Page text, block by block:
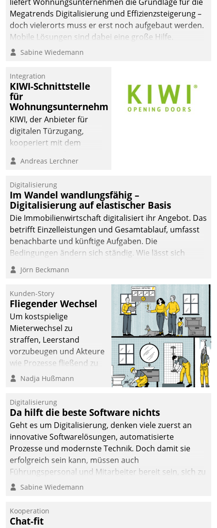
sich dabei für den Betrieb
der Lösung über die SAP
Cloud Platform
entschieden - als erstes
Unternehmen am
Megatrends Digitalisierung und Effizienzsteigerung –
doch vielerorts muss er erst noch aufgebaut werden.
Mobile Lösungen sind dabei eine große Hilfe.
Sabine Wiedemann
Integration
KIWI-Schnittstelle
für
Wohnungsunternehmen
KIWI, der Anbieter für
digitalen Türzugang,
kooperiert mit dem
Softwareentwicklungshaus
Andreas Lerchner
Digitalisierung
Im Wandel wandlungsfähig –
Digitalisierung auf elastischer Basis
Die Immobilienwirtschaft digitalisiert ihr Angebot. Das
betrifft Einzelleistungen und Gesamtablauf, umfasst
benachbarte und künftige Aufgaben. Die
Bedingungen ändern sich ständig. Wie lässt sich
technisch die Kontrolle wahren und zugleich Freiraum
fürs Wachsen öffnen?
Jörn Beckmann
Kunden-Story
Fliegender Wechsel
Um kostspielige
Mieterwechsel zu
straffen, Leerstand
vorzubeugen und Akteure
wie Prozesse fließend zu
vernetzen, nutzt die
Jahresbeginn eine
Überblick, Einsicht und
Eingriff bietende Lösung.
Zur Entwicklung setzte
man auf
Cloudtechnologie,
bewährte und Startup-
agile Projektmethoden.
Nadja Hußmann
Digitalisierung
Da hilft die beste Software nichts
Geht es um Digitalisierung, denken viele zuerst an
innovative Softwarelösungen, automatisierte
Prozesse und modernste Technik. Doch damit sie
erfolgreich sein kann, müssen auch
Führungspersonal und Mitarbeiter bereit sein, sich zu
verändern und anzupassen, sonst werden sie an ihr
Sabine Wiedemann
Kooperation
Chat-fit